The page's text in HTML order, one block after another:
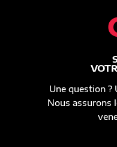
Une question ?
Nous assurons